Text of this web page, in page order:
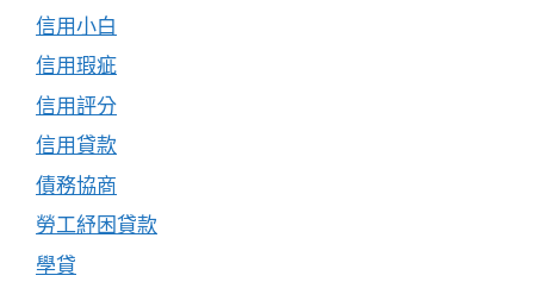
信用小白
信用瑕疵
信用評分
信用貸款
債務協商
勞工紓困貸款
學貸